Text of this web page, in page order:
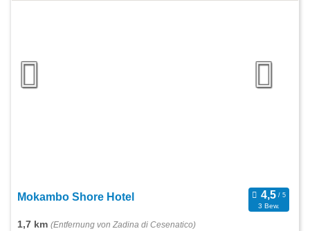
Mokambo Shore Hotel
3 Bew.
1,7 km (Entfernung von Zadina di Cesenatico)